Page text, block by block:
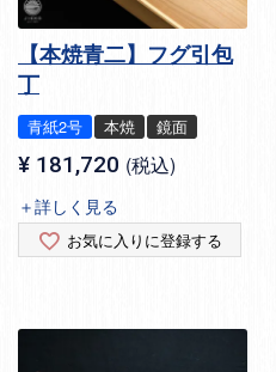
【本焼青二】フグ引包
丁
青紙2号 本焼 鏡面
¥ 181,720 税込
＋詳しく見る
お気に入りに登録する